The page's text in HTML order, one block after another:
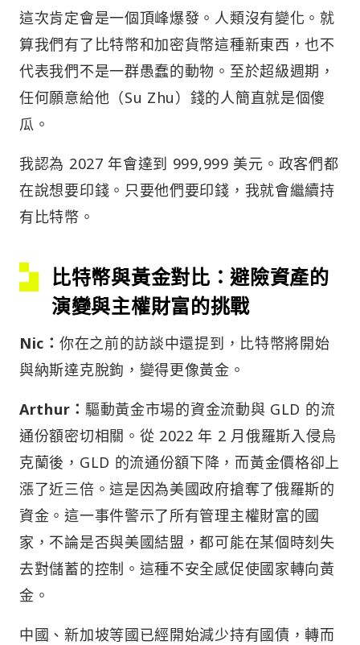
這次肯定會是一個頂峰爆發。人類沒有變化。就
算我們有了比特幣和加密貨幣這種新東西，也不
代表我們不是一群愚蠢的動物。至於超級週期，
任何願意給他（Su Zhu）錢的人簡直就是個傻
瓜。
我認為 2027 年會達到 999,999 美元。政客們都
在說想要印錢。只要他們要印錢，我就會繼續持
有比特幣。
比特幣與黃金對比：避險資產的
演變與主權財富的挑戰
Nic： 你在之前的訪談中還提到，比特幣將開始
與納斯達克脫鉤，變得更像黃金。
Arthur： 驅動黃金市場的資金流動與 GLD 的流
通份額密切相關。從 2022 年 2 月俄羅斯入侵烏
克蘭後，GLD 的流通份額下降，而黃金價格卻上
漲了近三倍。這是因為美國政府搶奪了俄羅斯的
資金。這一事件警示了所有管理主權財富的國
家，不論是否與美國結盟，都可能在某個時刻失
去對儲蓄的控制。這種不安全感促使國家轉向黃
金。
中國、新加坡等國已經開始減少持有國債，轉而